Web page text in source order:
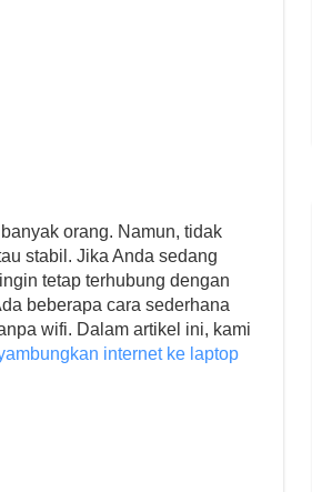
orang. Namun, tidak
stabil. Jika Anda sedang
tetap terhubung dengan
beberapa cara sederhana
wifi. Dalam artikel ini, kami
internet ke laptop